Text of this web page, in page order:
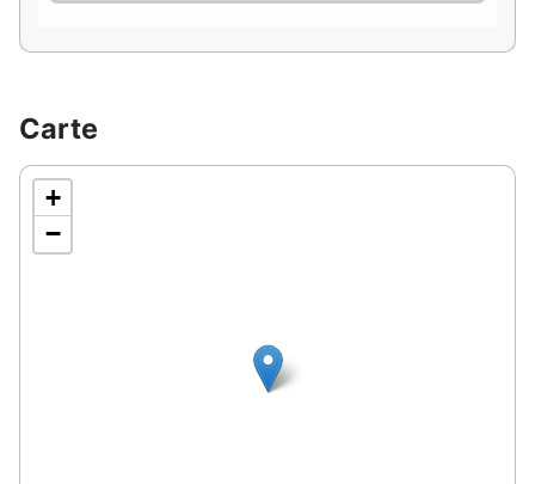
Carte
+
−